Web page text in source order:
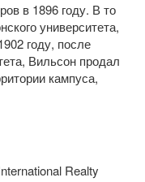
в 1896 году. В то
университета,
году, после
Вильсон продал
кампуса,
Realty